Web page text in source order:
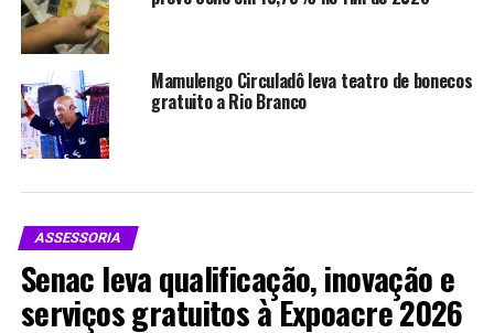
Presente na feira, o presidente do Sindicato da Indústria
de Móveis do Estado do Acre (Sindmóveis/AC), Augusto
Mamulengo Circuladô leva teatro de bonecos
gratuito a Rio Branco
ASSESSORIA
Senac leva qualificação, inovação e
serviços gratuitos à Expoacre 2026